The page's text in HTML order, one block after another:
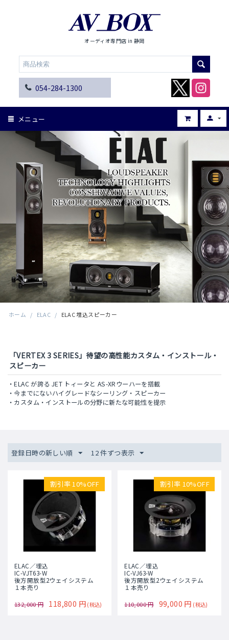
オーディオ専門店 in 静岡
054-284-1300
メニュー
ホーム / ELAC / ELAC 埋込スピーカー
「VERTEX 3 SERIES」待望の高性能カスタム・インストール・
スピーカー
・ELAC が誇る JET トィータと AS-XRウーハーを搭載
・今までにないハイグレードなシーリング・スピーカー
・カスタム・インストールの分野に新たな可能性を提示
登録日時の新しい順 12 件ずつ表示
割引率 10%OFF
ELAC／埋込
IC-VJT63-W
後方開放型2ウェイシステム
１本売り
132,000 円 118,800 円 (税込)
割引率 10%OFF
ELAC／埋込
IC-VJ63-W
後方開放型2ウェイシステム
１本売り
110,000 円 99,000 円 (税込)